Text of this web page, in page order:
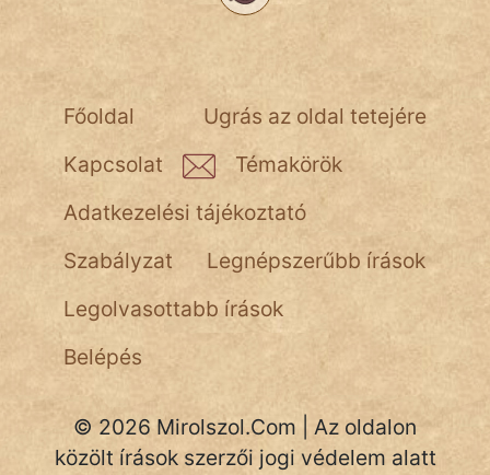
Ugrás az oldal tetejére
Főoldal
Kapcsolat
Témakörök
Adatkezelési tájékoztató
Szabályzat
Legnépszerűbb írások
Legolvasottabb írások
Belépés
© 2026 Mirolszol.Com | Az oldalon
közölt írások szerzői jogi védelem alatt